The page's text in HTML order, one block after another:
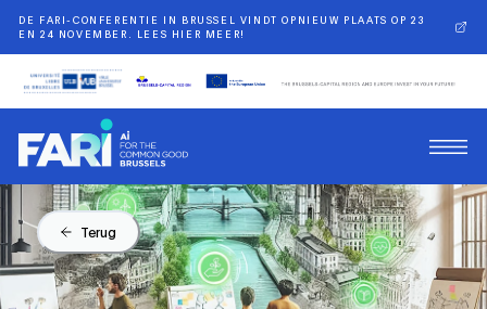
DE FARI-CONFERENTIE IN BRUSSEL VINDT OPNIEUW PLAATS OP 23
EN 24 NOVEMBER. LEES HIER MEER!
Terug